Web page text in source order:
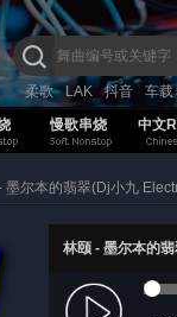
柔歌 LAK 抖音
车载
慢歌串烧 中文
墨尔本的翡翠(Dj小九
林颐 - 墨尔本的